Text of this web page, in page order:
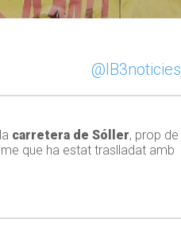
@IB3noticies
carretera de Sóller, prop de
que ha estat traslladat amb